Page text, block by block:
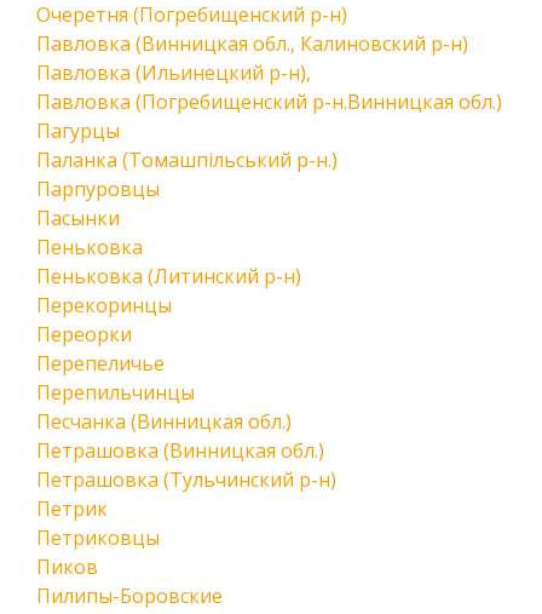
Очеретня (Погребищенский р-н)
Павловка (Винницкая обл., Калиновский р-н)
Павловка (Ильинецкий р-н),
Павловка (Погребищенский р-н.Винницкая обл.)
Пагурцы
Паланка (Томашпільський р-н.)
Парпуровцы
Пасынки
Пеньковка
Пеньковка (Литинский р-н)
Перекоринцы
Переорки
Перепеличье
Перепильчинцы
Песчанка (Винницкая обл.)
Петрашовка (Винницкая обл.)
Петрашовка (Тульчинский р-н)
Петрик
Петриковцы
Пиков
Пилипы-Боровские